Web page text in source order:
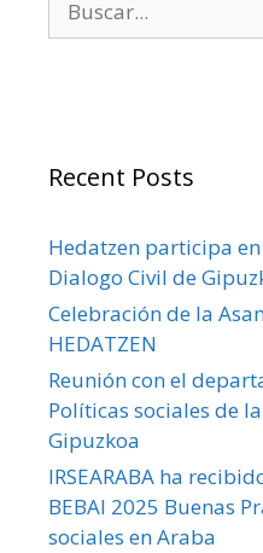
Recent Posts
Hedatzen participa
Dialogo Civil de
Celebración de la
HEDATZEN
Reunión con el
Políticas sociales de
Gipuzkoa
IRSEARABA ha
BEBAI 2025 Buenas
sociales en Araba